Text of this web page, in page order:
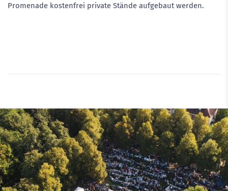
Promenade kostenfrei private Stände aufgebaut werden.